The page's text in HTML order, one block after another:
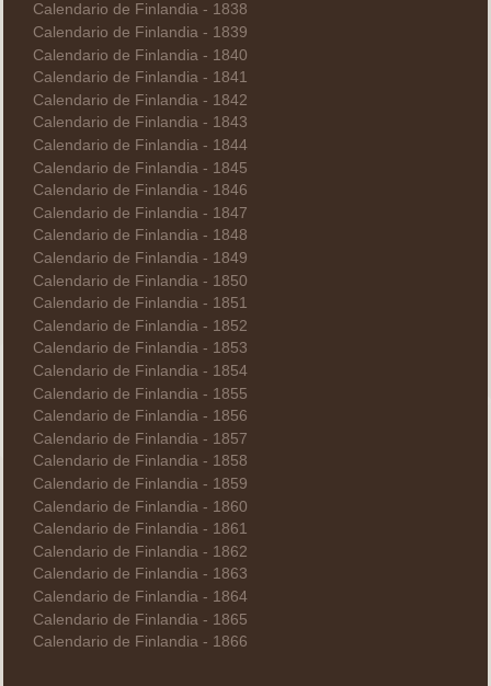
Calendario de Finlandia - 1838
Calendario de Finlandia - 1839
Calendario de Finlandia - 1840
Calendario de Finlandia - 1841
Calendario de Finlandia - 1842
Calendario de Finlandia - 1843
Calendario de Finlandia - 1844
Calendario de Finlandia - 1845
Calendario de Finlandia - 1846
Calendario de Finlandia - 1847
Calendario de Finlandia - 1848
Calendario de Finlandia - 1849
Calendario de Finlandia - 1850
Calendario de Finlandia - 1851
Calendario de Finlandia - 1852
Calendario de Finlandia - 1853
Calendario de Finlandia - 1854
Calendario de Finlandia - 1855
Calendario de Finlandia - 1856
Calendario de Finlandia - 1857
Calendario de Finlandia - 1858
Calendario de Finlandia - 1859
Calendario de Finlandia - 1860
Calendario de Finlandia - 1861
Calendario de Finlandia - 1862
Calendario de Finlandia - 1863
Calendario de Finlandia - 1864
Calendario de Finlandia - 1865
Calendario de Finlandia - 1866